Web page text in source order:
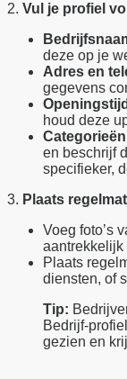
2. Vul je profiel
deze op je
Adres en
gegevens
houd deze
en beschrijf
specifieker,
3. Plaats
Voeg foto’s
aantrekkelijk
Plaats
diensten, of
Tip:
Bedrijf-
gezien en